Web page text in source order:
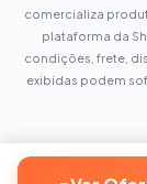
comercializa
plataforma da
condições, frete,
exibidas podem